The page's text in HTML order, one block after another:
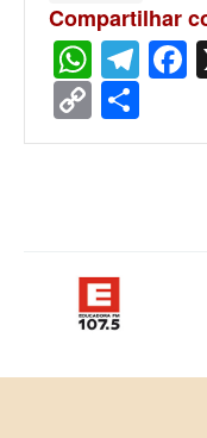
Compartilhar
Copy
Link